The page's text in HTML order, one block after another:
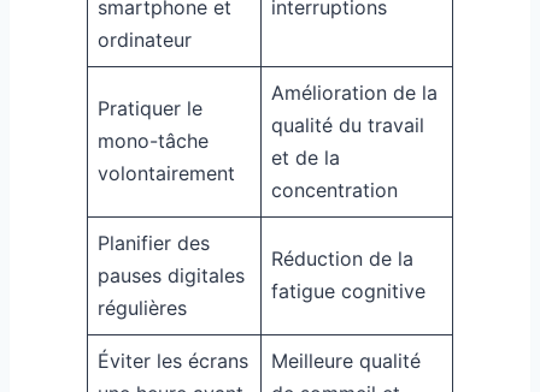
smartphone et
ordinateur
interruptions
Pratiquer le
mono-tâche
volontairement
Amélioration de la
qualité du travail
et de la
concentration
Planifier des
pauses digitales
régulières
Réduction de la
fatigue cognitive
Éviter les écrans
Meilleure qualité